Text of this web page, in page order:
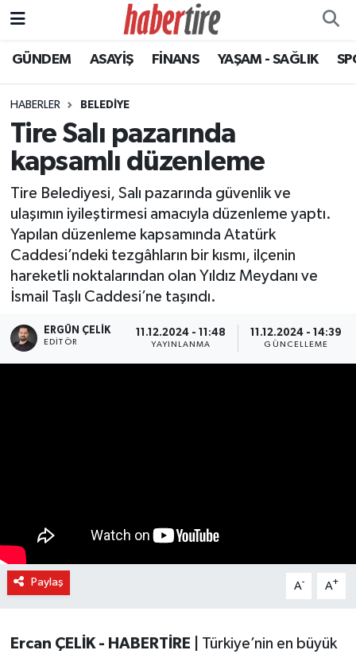
GÜNDEM ASAYİŞ FİNANS YAŞAM - SAĞLIK
HABERLER BELEDİYE
Tire Salı pazarında
kapsamlı düzenleme
Tire Belediyesi, Salı pazarında güvenlik ve
ulaşımın iyileştirmesi amacıyla düzenleme yaptı.
Yapılan düzenleme kapsamında Atatürk
Caddesi’ndeki tezgâhların bir kısmı, ilçenin
hareketli noktalarından olan Yıldız Meydanı ve
İsmail Taşlı Caddesi’ne taşındı.
ERGÜN ÇELIK
EDITÖR
11.12.2024 - 11:48
YAYINLANMA
11.12.2024 - 14:39
GÜNCELLEME
Paylaş A- A+
Ercan ÇELİK - HABERTİRE |
Türkiye’nin en büyük
Tire Nöbetçi Eczaneler
Tire Hava Durumu
Tire Trafik Yoğunluk Haritası
Tüm Manşetler
Son Dakika Haberleri
Haber Arşivi